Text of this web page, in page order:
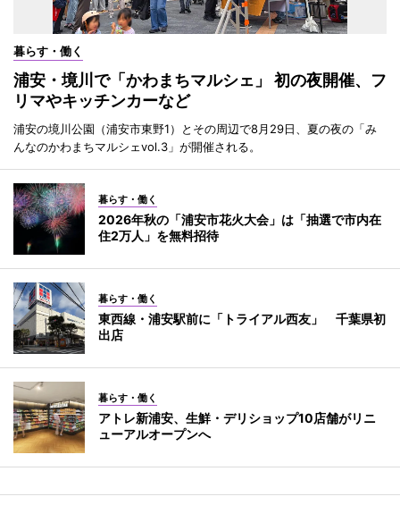
暮らす・働く
浦安・境川で「かわまちマルシェ」 初の夜開催、フ
リマやキッチンカーなど
浦安の境川公園（浦安市東野1）とその周辺で8月29日、夏の夜の「み
んなのかわまちマルシェvol.3」が開催される。
暮らす・働く
2026年秋の「浦安市花火大会」は「抽選で市内在
住2万人」を無料招待
暮らす・働く
東西線・浦安駅前に「トライアル西友」 千葉県初
出店
暮らす・働く
アトレ新浦安、生鮮・デリショップ10店舗がリニ
ューアルオープンへ